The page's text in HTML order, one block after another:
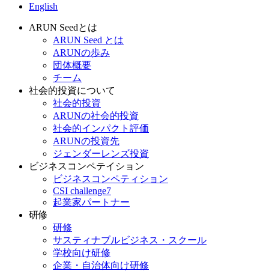
English
ARUN Seedとは
ARUN Seed とは
ARUNの歩み
団体概要
チーム
社会的投資について
社会的投資
ARUNの社会的投資
社会的インパクト評価
ARUNの投資先
ジェンダーレンズ投資
ビジネスコンペテイション
ビジネスコンペティション
CSI challenge7
起業家パートナー
研修
研修
サスティナブルビジネス・スクール
学校向け研修
企業・自治体向け研修